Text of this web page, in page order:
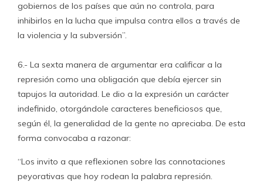
gobiernos de los países que aún no controla, para
inhibirlos en la lucha que impulsa contra ellos a través de
la violencia y la subversión”.
6.- La sexta manera de argumentar era calificar a la
represión como una obligación que debía ejercer sin
tapujos la autoridad. Le dio a la expresión un carácter
indefinido, otorgándole caracteres beneficiosos que,
según él, la generalidad de la gente no apreciaba. De esta
forma convocaba a razonar:
“Los invito a que reflexionen sobre las connotaciones
peyorativas que hoy rodean la palabra represión.